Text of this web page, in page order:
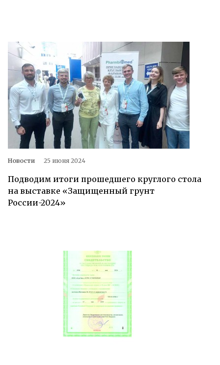
Новости 25 июня 2024
Подводим итоги прошедшего круглого стола
на выставке «Защищенный грунт
России-2024»